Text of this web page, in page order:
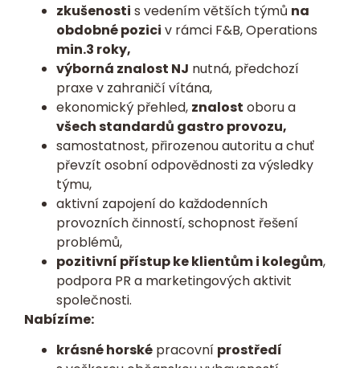
zkušenosti s vedením větších týmů na
obdobné pozici v rámci F&B, Operations
min.3 roky,
výborná znalost NJ nutná, předchozí
praxe v zahraničí vítána,
ekonomický přehled, znalost oboru a
všech standardů gastro provozu,
samostatnost, přirozenou autoritu a chuť
převzít osobní odpovědnosti za výsledky
týmu,
aktivní zapojení do každodenních
provozních činností, schopnost řešení
problémů,
pozitivní přístup ke klientům i kolegům,
podpora PR a marketingových aktivit
společnosti.
Nabízíme:
krásné horské pracovní prostředí